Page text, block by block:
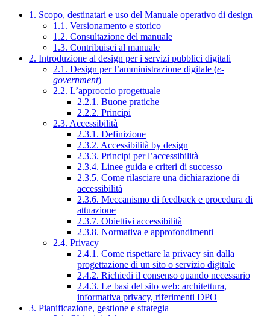
1. Scopo, destinatari e uso del Manuale operativo di design
1.1. Versionamento e storico
1.2. Consultazione del manuale
1.3. Contribuisci al manuale
2. Introduzione al design per i servizi pubblici digitali
2.1. Design per l’amministrazione digitale (e-
government)
2.2. L’approccio progettuale
2.2.1. Buone pratiche
2.2.2. Principi
2.3. Accessibilità
2.3.1. Definizione
2.3.2. Accessibilità by design
2.3.3. Principi per l’accessibilità
2.3.4. Linee guida e criteri di successo
2.3.5. Come rilasciare una dichiarazione di
accessibilità
2.3.6. Meccanismo di feedback e procedura di
attuazione
2.3.7. Obiettivi accessibilità
2.3.8. Normativa e approfondimenti
2.4. Privacy
2.4.1. Come rispettare la privacy sin dalla
progettazione di un sito o servizio digitale
2.4.2. Richiedi il consenso quando necessario
2.4.3. Le basi del sito web: architettura,
informativa privacy, riferimenti DPO
3. Pianificazione, gestione e strategia